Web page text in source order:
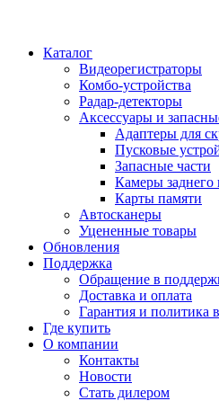
Каталог
Видеорегистраторы
Комбо-устройства
Радар-детекторы
Аксессуары и
Адаптеры для
Пусковые
Запасные части
Камеры заднего
Карты памяти
Автосканеры
Уцененные товары
Обновления
Поддержка
Обращение в
Доставка и оплата
Гарантия и политика
Где купить
О компании
Контакты
Новости
Стать дилером